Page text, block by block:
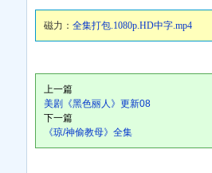
磁力： 全集打包.1080p.HD中字.mp4
上一篇
美剧《黑色丽人》更新08
下一篇
《琼/神偷教母》全集